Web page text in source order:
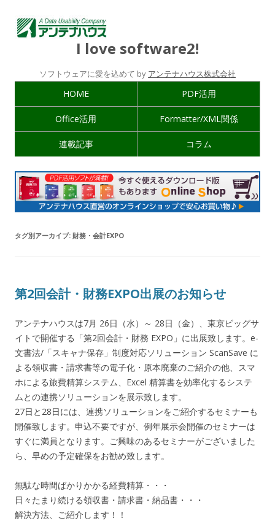
I love software2!
ソフトウェアに愛を込めて by アンテナハウス株式会社
HOME PDF活用
Office活用 Formatter/XML関係
連載記事 コラム
タグ別アーカイブ: 財務・会計EXPO
第2回会計・財務EXPO出展のお知らせ
アンテナハウスは7月 26日（水）～ 28日（金）、東京ビッグサ
イトで開催する「第2回会計・財務 EXPO」に出展致します。e-
文書法/「スキャナ保存」制度対応ソリューション ScanSave に
よる領収書・請求書等の電子化・原本廃棄のご紹介の他、スマ
ホによる旅費精算システム、Excel 精算書を効率化するシステ
ムとの連携ソリューションを展示致します。
27日と28日には、連携ソリューションをご紹介するセミナーも
開催致します。申込不要ですが、例年展示会開催のセミナーは
すぐに満員となります。ご興味のあるセミナーがございました
ら、早めの予定確保をお勧め致します。
無駄な時間ばかりかかる経費精算・・・
日々たまり続ける領収書・請求書・納品書・・・
解決方法、ご紹介します！！